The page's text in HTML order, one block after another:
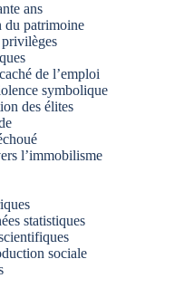
ans
du patrimoine
de l’emploi
symbolique
des élites
l’immobilisme
statistiques
sociale